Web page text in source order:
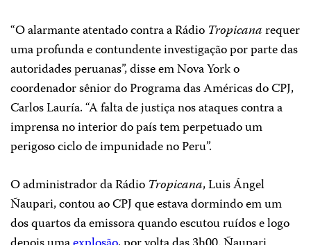
“O alarmante atentado contra a Rádio Tropicanarequer
uma profunda e contundente investigação por parte das
autoridades peruanas”, disse em Nova York o
coordenador sênior do Programa das Américas do CPJ,
Carlos Lauría. “A falta de justiça nos ataques contra a
imprensa no interior do país tem perpetuado um
perigoso ciclo de impunidade no Peru”.
O administrador da Rádio Tropicana, Luis Ángel
Ñaupari, contou ao CPJ que estava dormindo em um
dos quartos da emissora quando escutou ruídos e logo